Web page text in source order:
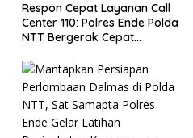
Respon Cepat Layanan Call
Center 110: Polres Ende Polda
NTT Bergerak Cepat
Simpang Lima